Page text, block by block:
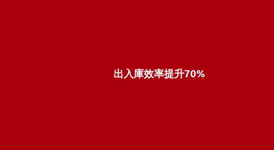
出入庫效率提升70%